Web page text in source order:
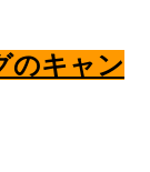
のキャン